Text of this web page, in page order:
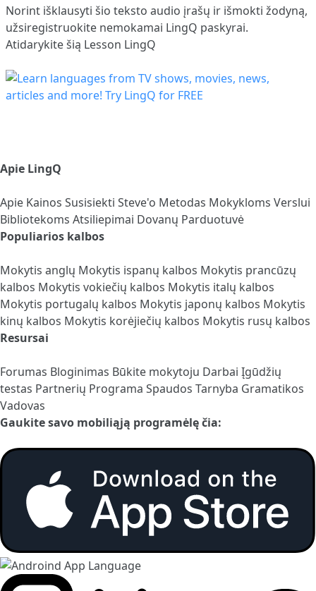
Norint išklausyti šio teksto audio įrašų ir išmokti žodyną,
užsiregistruokite nemokamai LingQ paskyrai.
Atidarykite šią Lesson LingQ
Apie LingQ
Apie Kainos Susisiekti Steve'o Metodas Mokykloms Verslui
Bibliotekoms Atsiliepimai Dovanų Parduotuvė
Populiarios kalbos
Mokytis anglų Mokytis ispanų kalbos Mokytis prancūzų
kalbos Mokytis vokiečių kalbos Mokytis italų kalbos
Mokytis portugalų kalbos Mokytis japonų kalbos Mokytis
kinų kalbos Mokytis korėjiečių kalbos Mokytis rusų kalbos
Resursai
Forumas Bloginimas Būkite mokytoju Darbai Įgūdžių
testas Partnerių Programa Spaudos Tarnyba Gramatikos
Vadovas
Gaukite savo mobiliąją programėlę čia: